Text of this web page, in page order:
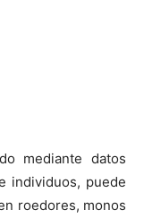
mediante datos
individuos, puede
roedores, monos